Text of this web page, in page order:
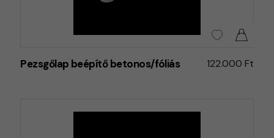
Pezsgőlap beépítő betonos/fóliás 122.000 Ft